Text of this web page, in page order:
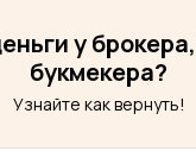
у
букмекера?
Узнайте как вернуть!